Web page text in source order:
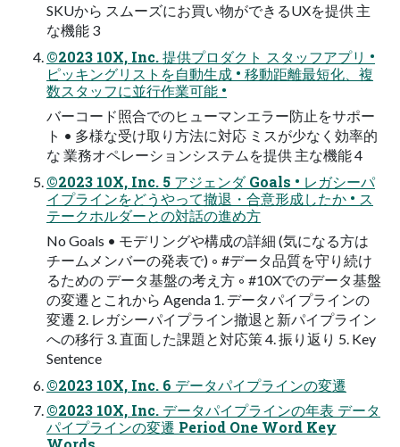
SKUから スムーズにお買い物ができるUXを提供 主
な機能 3
©2023 10X, Inc. 提供プロダクト スタッフアプリ •
ピッキングリストを自動生成 • 移動距離最短化、複
数スタッフに並行作業可能 •
バーコード照合でのヒューマンエラー防止をサポー
ト • 多様な受け取り方法に対応 ミスが少なく効率的
な 業務オペレーションシステムを提供 主な機能 4
©2023 10X, Inc. 5 アジェンダ Goals • レガシーパ
イプラインをどうやって撤退・合意形成したか • ス
テークホルダーとの対話の進め方
No Goals • モデリングや構成の詳細 (気になる方は
チームメンバーの発表で) ◦ #データ品質を守り続け
るための データ基盤の考え方 ◦ #10Xでのデータ基盤
の変遷とこれから Agenda 1. データパイプラインの
変遷 2. レガシーパイプライン撤退と新パイプライン
への移行 3. 直面した課題と対応策 4. 振り返り 5. Key
Sentence
©2023 10X, Inc. 6 データパイプラインの変遷
©2023 10X, Inc. データパイプラインの年表 データ
パイプラインの変遷 Period One Word Key